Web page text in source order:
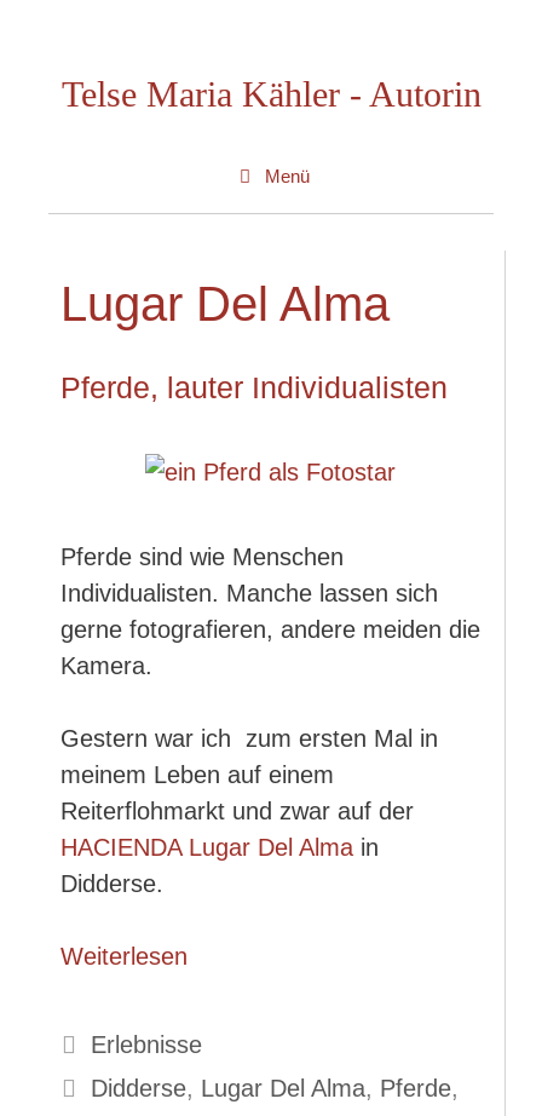
springenTelse Maria Kähler - Autorin
Menü
Lugar Del Alma
Pferde, lauter Individualisten
Pferde sind wie Menschen
Individualisten. Manche lassen sich
gerne fotografieren, andere meiden die
Kamera.
Gestern war ich zum ersten Mal in
meinem Leben auf einem
Reiterflohmarkt und zwar auf der
HACIENDA Lugar Del Alma in
Didderse.
Weiterlesen
Kategorien
Erlebnisse
Schlagwörter
Didderse, Lugar Del Alma, Pferde,